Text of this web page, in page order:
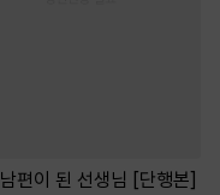
남편이 된 선생님 [단행본]